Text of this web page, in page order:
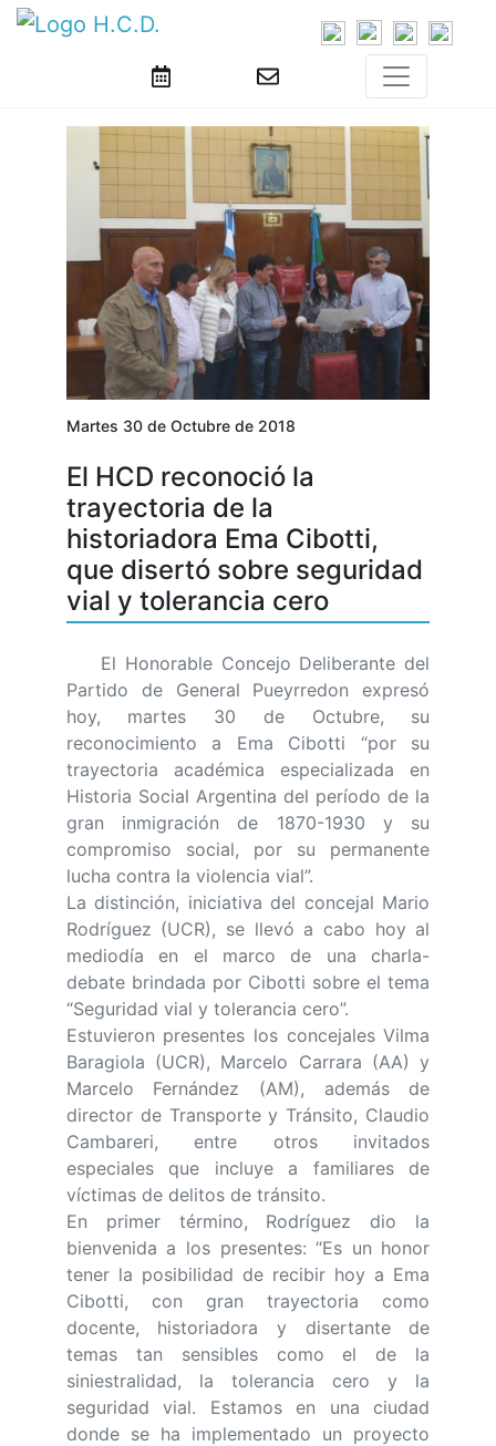
Martes 30 de Octubre de 2018
El HCD reconoció la
trayectoria de la
historiadora Ema Cibotti,
que disertó sobre seguridad
vial y tolerancia cero
El Honorable Concejo Deliberante del
Partido de General Pueyrredon expresó
hoy, martes 30 de Octubre, su
reconocimiento a Ema Cibotti “por su
trayectoria académica especializada en
Historia Social Argentina del período de la
gran inmigración de 1870-1930 y su
compromiso social, por su permanente
lucha contra la violencia vial”.
La distinción, iniciativa del concejal Mario
Rodríguez (UCR), se llevó a cabo hoy al
mediodía en el marco de una charla-
debate brindada por Cibotti sobre el tema
“Seguridad vial y tolerancia cero”.
Estuvieron presentes los concejales Vilma
Baragiola (UCR), Marcelo Carrara (AA) y
Marcelo Fernández (AM), además de
director de Transporte y Tránsito, Claudio
Cambareri, entre otros invitados
especiales que incluye a familiares de
víctimas de delitos de tránsito.
En primer término, Rodríguez dio la
bienvenida a los presentes: “Es un honor
tener la posibilidad de recibir hoy a Ema
Cibotti, con gran trayectoria como
docente, historiadora y disertante de
temas tan sensibles como el de la
siniestralidad, la tolerancia cero y la
seguridad vial. Estamos en una ciudad
donde se ha implementado un proyecto